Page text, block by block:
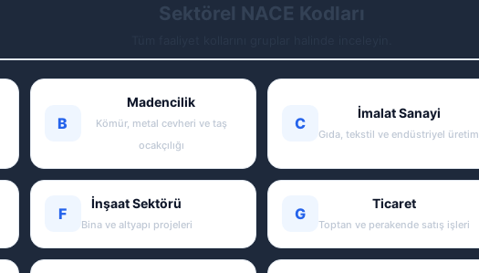
Sektörel NACE Kodları
B
Madencilik
Kömür, metal cevheri ve taş
ocakçılığı
C
İmalat Sanayi
Gıda, tekstil ve endüstriyel üretim
F
İnşaat Sektörü
Bina ve altyapı projeleri
G
Ticaret
Toptan ve perakende satış işleri